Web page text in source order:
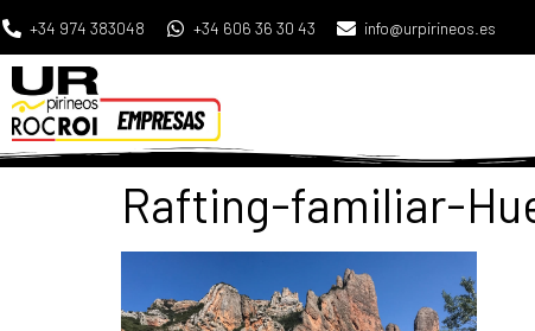
+34 974 383048 +34 606 36 30 43 info@urpirineos.es
Rafting-familiar-